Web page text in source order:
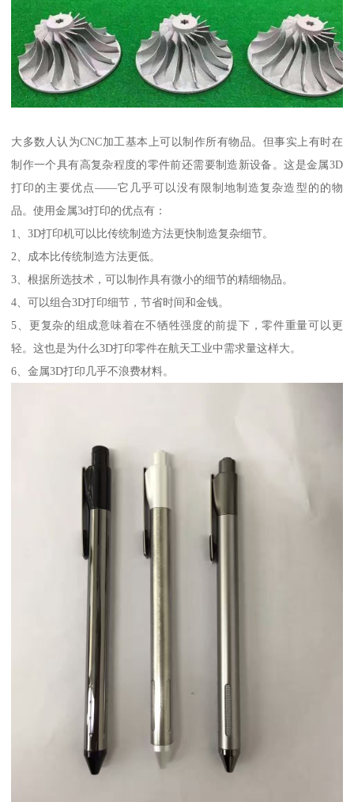
大多数人认为CNC加工基本上可以制作所有物品。但事实上有时在
制作一个具有高复杂程度的零件前还需要制造新设备。这是金属3D
打印的主要优点——它几乎可以没有限制地制造复杂造型的的物
品。使用金属3d打印的优点有：
1、3D打印机可以比传统制造方法更快制造复杂细节。
2、成本比传统制造方法更低。
3、根据所选技术，可以制作具有微小的细节的精细物品。
4、可以组合3D打印细节，节省时间和金钱。
5、更复杂的组成意味着在不牺牲强度的前提下，零件重量可以更
轻。这也是为什么3D打印零件在航天工业中需求量这样大。
6、金属3D打印几乎不浪费材料。